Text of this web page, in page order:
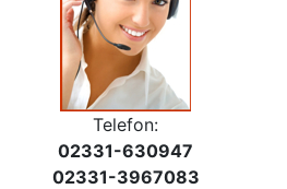
Telefon:
02331-630947
02331-3967083